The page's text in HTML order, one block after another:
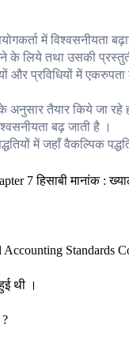
में विश्वसनीयता
के लिये तथा उसकी
और प्रविधियों में
अनुसार तैयार किये जा
बढ़ जाती है ।
में जहाँ
Accounting Standards
थी ।